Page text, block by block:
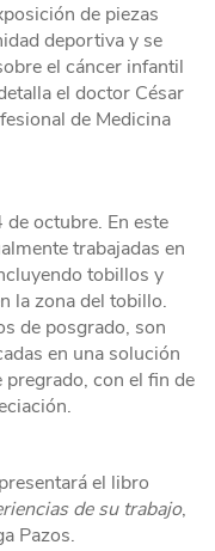
de piezas
deportiva y se
el cáncer infantil
el doctor César
de Medicina
octubre. En este
trabajadas en
tobillos y
la zona del tobillo.
de posgrado, son
en una solución
con el fin de
el libro
de su trabajo,
Pazos.